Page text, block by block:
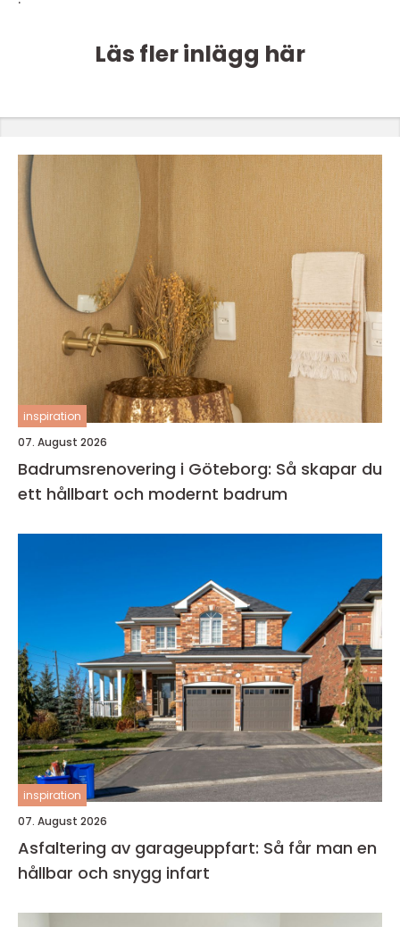
Läs fler inlägg här
inspiration
07. August 2026
Badrumsrenovering i Göteborg: Så skapar du
ett hållbart och modernt badrum
inspiration
07. August 2026
Asfaltering av garageuppfart: Så får man en
hållbar och snygg infart